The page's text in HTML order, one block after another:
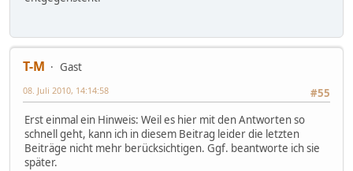
T-M
Gast
#55
08. Juli 2010, 14:14:58
Erst einmal ein Hinweis: Weil es hier mit den Antworten so
schnell geht, kann ich in diesem Beitrag leider die letzten
Beiträge nicht mehr berücksichtigen. Ggf. beantworte ich sie
später.